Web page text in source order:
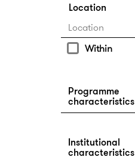
Location
Within
Programme
characteristics
Institutional
characteristics